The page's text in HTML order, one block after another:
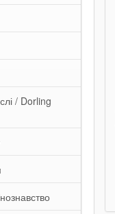
/ Dorling
велике слоненя. Ірина